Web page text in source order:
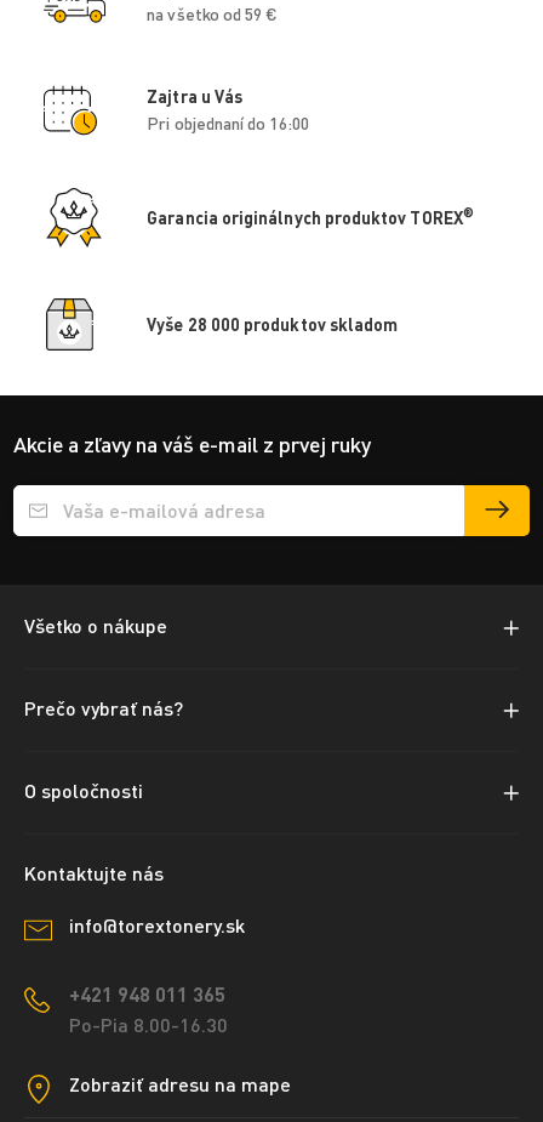
na všetko od 59 €
Zajtra u Vás
Pri objednaní do 16:00
Garancia originálnych produktov TOREX®
Vyše 28 000 produktov skladom
Akcie a zľavy na váš e-mail z prvej ruky
Přihlášení e-mailu k odběru
Všetko o nákupe
Prečo vybrať nás?
O spoločnosti
Kontaktujte nás
info@torextonery.sk
+421 948 011 365
Po-Pia 8.00-16.30
Zobraziť adresu na mape